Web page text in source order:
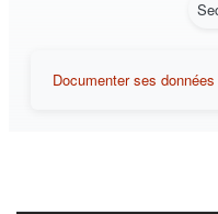
Documenter ses données